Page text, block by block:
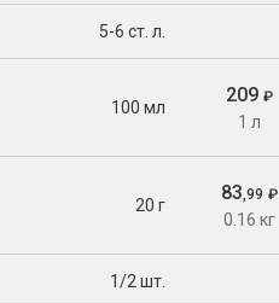
5-6 ст. л.
100 мл
209 ₽
1 л
20 г
83,99 ₽
0.16 кг
1/2 шт.